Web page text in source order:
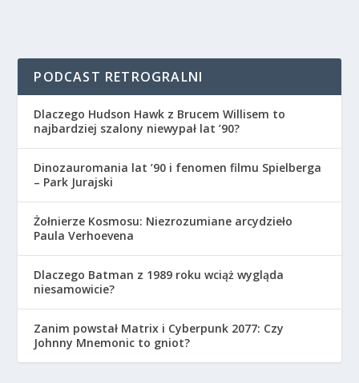
PODCAST RETROGRALNI
Dlaczego Hudson Hawk z Brucem Willisem to
najbardziej szalony niewypał lat ’90?
Dinozauromania lat ’90 i fenomen filmu Spielberga
– Park Jurajski
Żołnierze Kosmosu: Niezrozumiane arcydzieło
Paula Verhoevena
Dlaczego Batman z 1989 roku wciąż wygląda
niesamowicie?
Zanim powstał Matrix i Cyberpunk 2077: Czy
Johnny Mnemonic to gniot?